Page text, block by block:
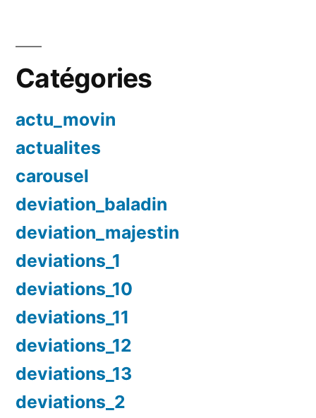
Catégories
actu_movin
actualites
carousel
deviation_baladin
deviation_majestin
deviations_1
deviations_10
deviations_11
deviations_12
deviations_13
deviations_2